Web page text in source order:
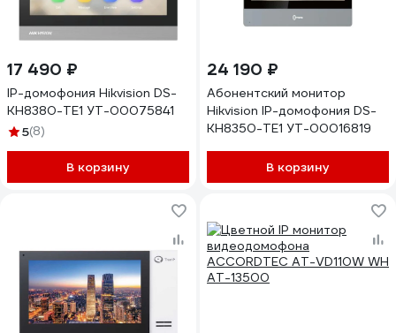
17 490 ₽
IP-домофония Hikvision DS-
KH8380-TE1 УТ-00075841
5(8)
В корзину
24 190 ₽
Абонентский монитор
Hikvision IP-домофония DS-
KH8350-TE1 УТ-00016819
В корзину